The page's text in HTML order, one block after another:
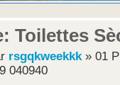
Toilettes
rsgqkweekkk» 01
040940